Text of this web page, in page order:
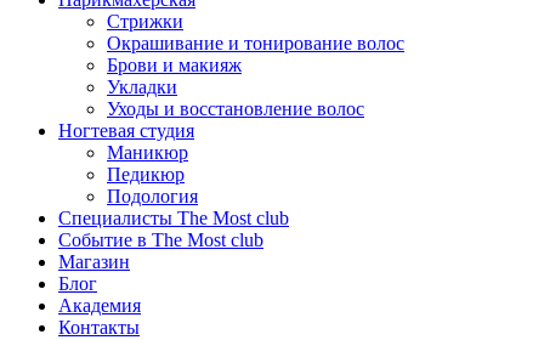
Стрижки
Окрашивание и тонирование волос
Брови и макияж
Укладки
Уходы и восстановление волос
Ногтевая студия
Маникюр
Педикюр
Подология
Специалисты The Most club
Событие в The Most club
Магазин
Блог
Академия
Контакты